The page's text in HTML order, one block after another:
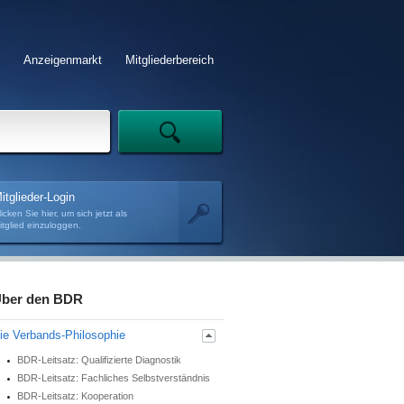
Mitgliederbereich
Anzeigenmarkt
Login
Sie hier, um sich jetzt als
einzuloggen.
den BDR
Verbands-Philosophie
BDR-Leitsatz: Qualifizierte Diagnostik
BDR-Leitsatz: Fachliches Selbstverständnis
BDR-Leitsatz: Kooperation